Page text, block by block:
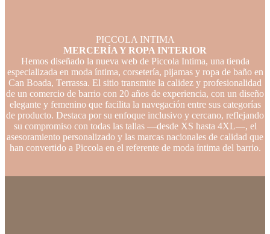
PICCOLA INTIMA
MERCERÍA Y ROPA INTERIOR
Hemos diseñado la nueva web de Piccola Intima, una tienda
especializada en moda íntima, corsetería, pijamas y ropa de baño en
Can Boada, Terrassa. El sitio transmite la calidez y profesionalidad
de un comercio de barrio con 20 años de experiencia, con un diseño
elegante y femenino que facilita la navegación entre sus categorías
de producto. Destaca por su enfoque inclusivo y cercano, reflejando
su compromiso con todas las tallas —desde XS hasta 4XL—, el
asesoramiento personalizado y las marcas nacionales de calidad que
han convertido a Piccola en el referente de moda íntima del barrio.